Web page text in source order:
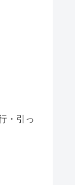
・引っ